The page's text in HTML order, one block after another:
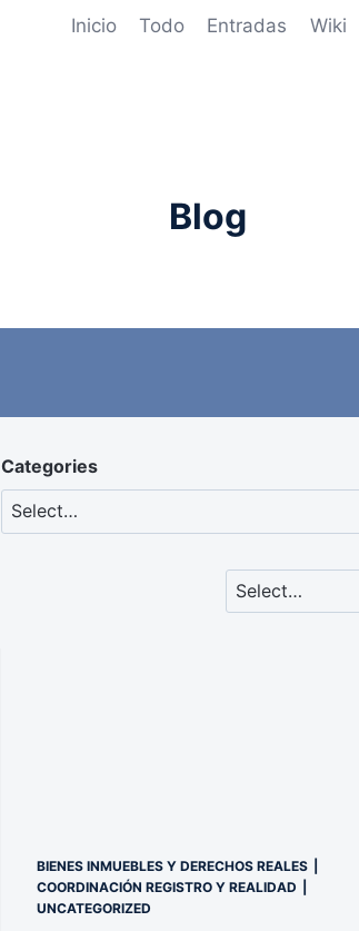
Inicio Todo Entradas Wiki
Blog
Categories
BIENES INMUEBLES Y DERECHOS REALES
COORDINACIÓN REGISTRO Y REALIDAD
UNCATEGORIZED